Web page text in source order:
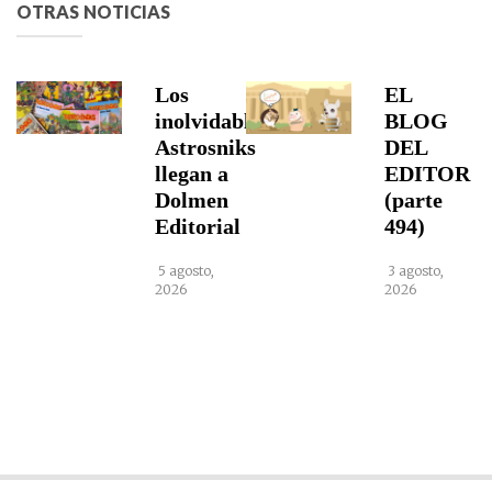
OTRAS NOTICIAS
Los
inolvidables
Astrosniks
llegan a
Dolmen
Editorial
5 agosto,
2026
EL
BLOG
DEL
EDITOR
(parte
494)
3 agosto,
2026